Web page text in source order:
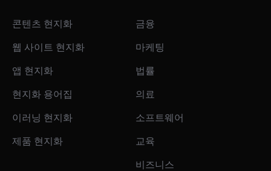
콘텐츠 현지화
웹 사이트 현지화
앱 현지화
현지화 용어집
이러닝 현지화
제품 현지화
금융
마케팅
법률
의료
소프트웨어
교육
비즈니스